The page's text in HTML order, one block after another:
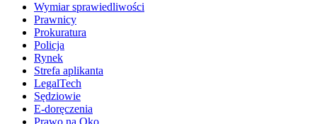
Wymiar sprawiedliwości
Prawnicy
Prokuratura
Policja
Rynek
Strefa aplikanta
LegalTech
Sędziowie
E-doręczenia